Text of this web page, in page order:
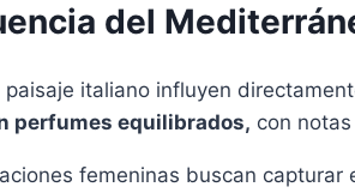
del
paisaje italiano influyen
perfumes equilibrados, con
femeninas buscan